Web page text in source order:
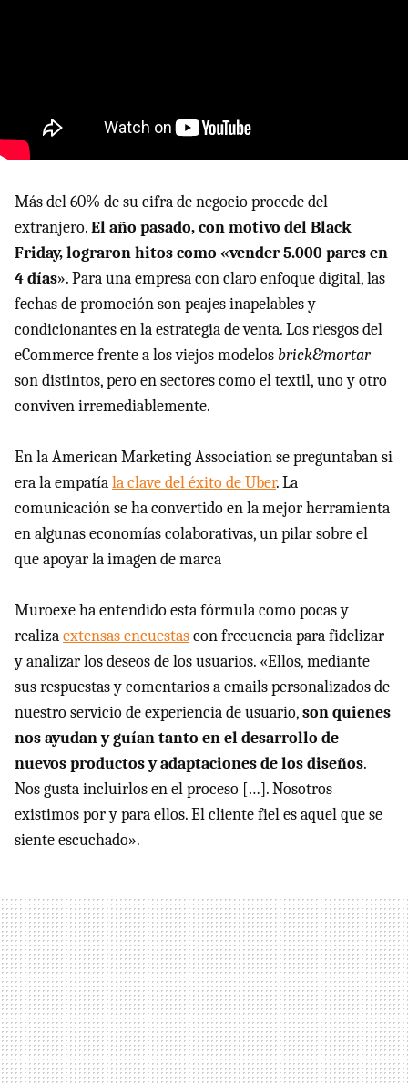
Más del 60% de su cifra de negocio procede del
extranjero.El año pasado, con motivo del Black
Friday, lograron hitos como «vender 5.000 pares en
4 días». Para una empresa con claro enfoque digital, las
fechas de promoción son peajes inapelables y
condicionantes en la estrategia de venta. Los riesgos del
eCommerce frente a los viejos modelos brick&mortar
son distintos, pero en sectores como el textil, uno y otro
conviven irremediablemente.
En la American Marketing Association se preguntaban si
era la empatíala clave del éxito de Uber. La
comunicación se ha convertido en la mejor herramienta
en algunas economías colaborativas, un pilar sobre el
que apoyar la imagen de marca
Muroexe ha entendido esta fórmula como pocas y
realizaextensas encuestascon frecuencia para fidelizar
y analizar los deseos de los usuarios. «Ellos, mediante
sus respuestas y comentarios a emails personalizados de
nuestro servicio de experiencia de usuario,son quienes
nos ayudan y guían tanto en el desarrollo de
nuevos productos y adaptaciones de los diseños.
Nos gusta incluirlos en el proceso […]. Nosotros
existimos por y para ellos. El cliente fiel es aquel que se
siente escuchado».